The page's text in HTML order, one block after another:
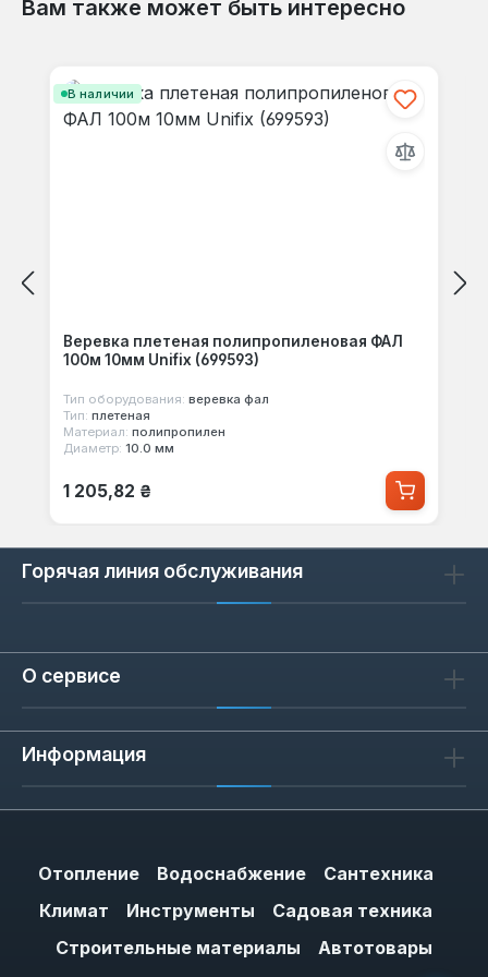
Вам также может быть интересно
В наличии
Веревка плетеная полипропиленовая ФАЛ
100м 10мм Unifix (699593)
Тип оборудования: веревка фал
Тип: плетеная
Материал: полипропилен
Диаметр: 10.0 мм
Обычная цена:
1 205,82 ₴
Горячая линия обслуживания
О сервисе
Информация
Отопление Водоснабжение
Сантехника
Климат
Инструменты
Садовая техника
Строительные материалы
Автотовары